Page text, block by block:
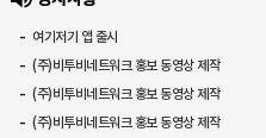
여기저기 앱 출시
(주)비투비네트워크 홍보 동영상 제작
(주)비투비네트워크 홍보 동영상 제작
(주)비투비네트워크 홍보 동영상 제작